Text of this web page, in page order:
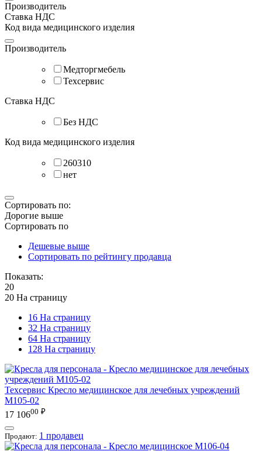
Производитель
Ставка НДС
Код вида медицинского изделия
Производитель
Медторгмебель
Техсервис
Ставка НДС
Без НДС
Код вида медицинского изделия
260310
нет
Сортировать по:
Дорогие выше
Сортировать по
Дешевые выше
Сортировать по рейтингу продавца
Показать:
20
20 На страницу
16 На страницу
32 На страницу
64 На страницу
128 На страницу
Техсервис Кресло медицинское для лечебных учреждений
М105-02
17 10600 ₽
Продают: 1 продавец